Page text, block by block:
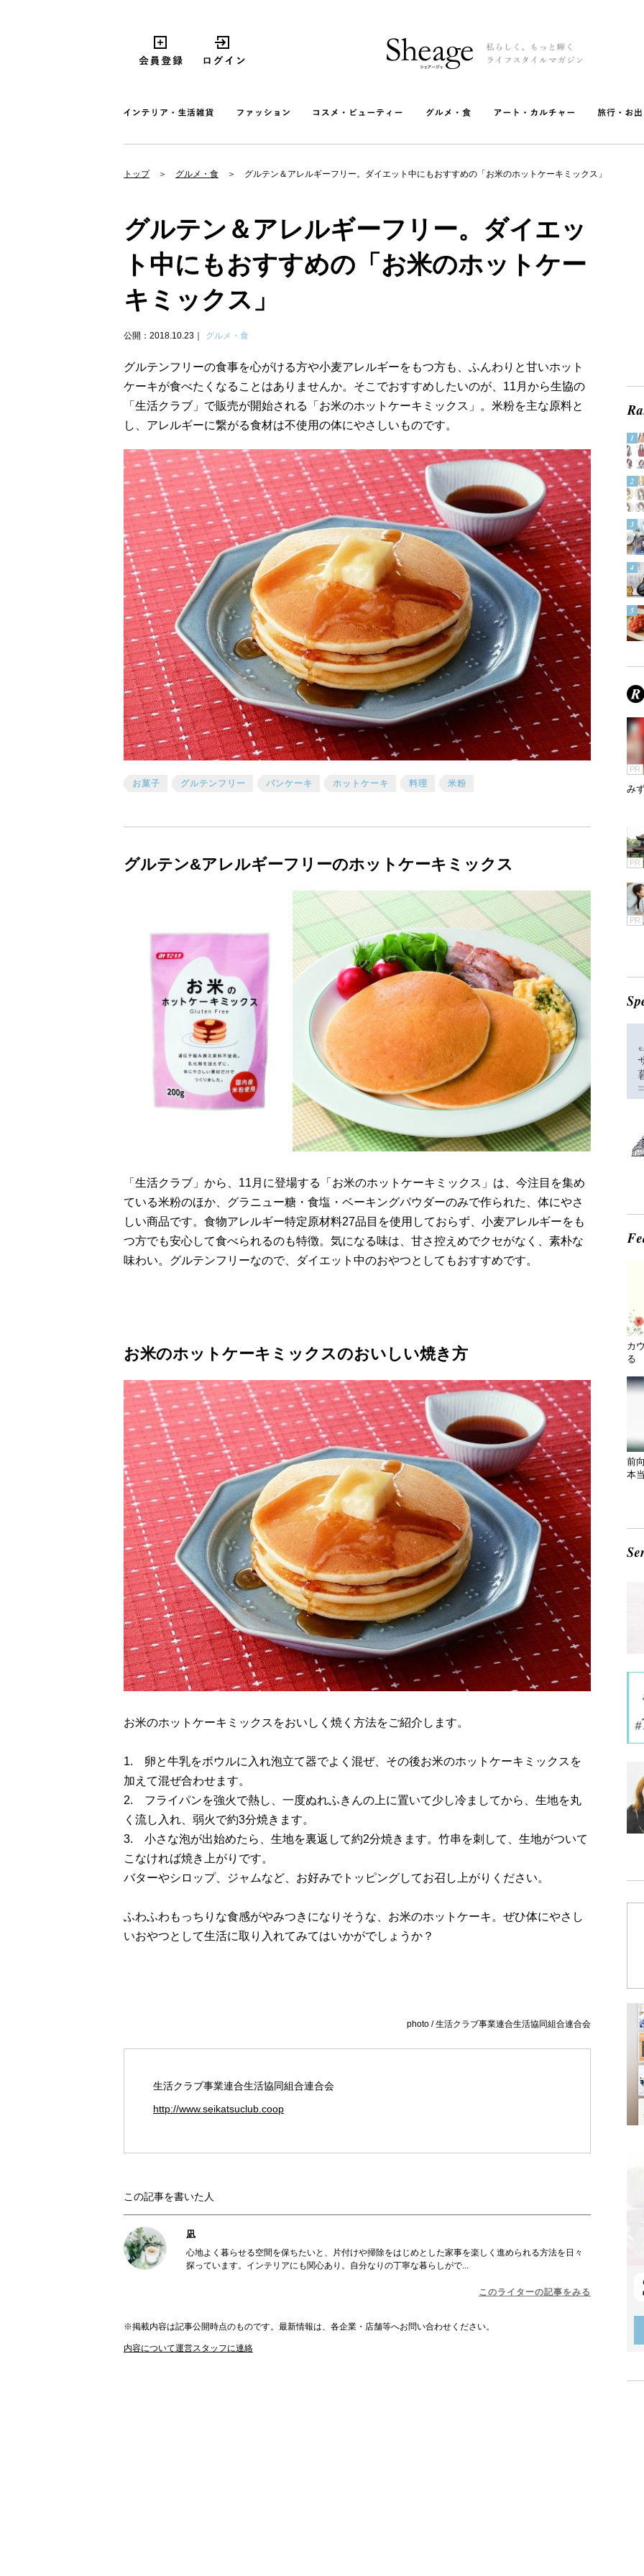
トップ グルメ・食 グルテン＆アレルギーフリー。ダイエット中にもおすすめの「お米のホットケーキミックス」
グルテン＆アレルギーフリー。ダイエッ
ト中にもおすすめの「お米のホットケー
キミックス」
公開：2018.10.23 グルメ・食
グルテンフリーの食事を心がける方や小麦アレルギーをもつ方も、ふんわりと甘いホット
ケーキが食べたくなることはありませんか。そこでおすすめしたいのが、11月から生協の
「生活クラブ」で販売が開始される「お米のホットケーキミックス」。米粉を主な原料と
し、アレルギーに繋がる食材は不使用の体にやさしいものです。
お菓子 グルテンフリー パンケーキ ホットケーキ 料理 米粉
グルテン&アレルギーフリーのホットケーキミックス
「生活クラブ」から、11月に登場する「お米のホットケーキミックス」は、今注目を集め
ている米粉のほか、グラニュー糖・食塩・ベーキングパウダーのみで作られた、体にやさ
しい商品です。食物アレルギー特定原材料27品目を使用しておらず、小麦アレルギーをも
つ方でも安心して食べられるのも特徴。気になる味は、甘さ控えめでクセがなく、素朴な
味わい。グルテンフリーなので、ダイエット中のおやつとしてもおすすめです。
お米のホットケーキミックスのおいしい焼き方
お米のホットケーキミックスをおいしく焼く方法をご紹介します。
1. 卵と牛乳をボウルに入れ泡立て器でよく混ぜ、その後お米のホットケーキミックスを
加えて混ぜ合わせます。
2. フライパンを強火で熱し、一度ぬれふきんの上に置いて少し冷ましてから、生地を丸
く流し入れ、弱火で約3分焼きます。
3. 小さな泡が出始めたら、生地を裏返して約2分焼きます。竹串を刺して、生地がついて
こなければ焼き上がりです。
バターやシロップ、ジャムなど、お好みでトッピングしてお召し上がりください。
ふわふわもっちりな食感がやみつきになりそうな、お米のホットケーキ。ぜひ体にやさし
いおやつとして生活に取り入れてみてはいかがでしょうか？
photo / 生活クラブ事業連合生活協同組合連合会
生活クラブ事業連合生活協同組合連合会
http://www.seikatsuclub.coop
この記事を書いた人
凪
心地よく暮らせる空間を保ちたいと、片付けや掃除をはじめとした家事を楽しく進められる方法を日々
探っています。インテリアにも関心あり。自分なりの丁寧な暮らしがで...
このライターの記事をみる
※掲載内容は記事公開時点のものです。最新情報は、各企業・店舗等へお問い合わせください。
内容について運営スタッフに連絡
PR
み
PR
PR
カ
る
前
本